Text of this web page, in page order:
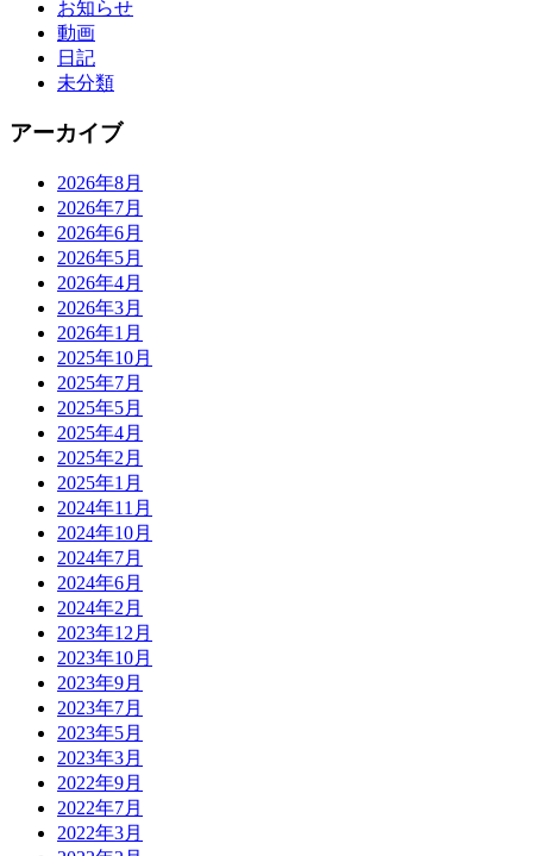
お知らせ
動画
日記
未分類
アーカイブ
2026年8月
2026年7月
2026年6月
2026年5月
2026年4月
2026年3月
2026年1月
2025年10月
2025年7月
2025年5月
2025年4月
2025年2月
2025年1月
2024年11月
2024年10月
2024年7月
2024年6月
2024年2月
2023年12月
2023年10月
2023年9月
2023年7月
2023年5月
2023年3月
2022年9月
2022年7月
2022年3月